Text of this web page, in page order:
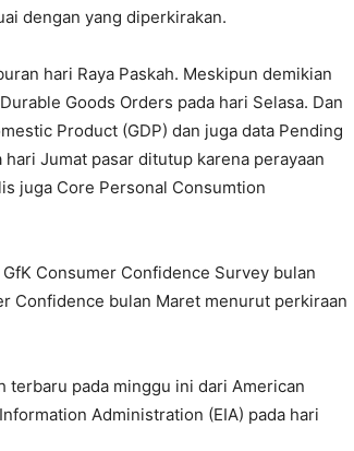
dengan yang diperkirakan.
hari Raya Paskah. Meskipun demikian
Goods Orders pada hari Selasa. Dan
Product (GDP) dan juga data Pending
Jumat pasar ditutup karena perayaan
juga Core Personal Consumtion
Consumer Confidence Survey bulan
Confidence bulan Maret menurut perkiraan
terbaru pada minggu ini dari American
Administration (EIA) pada hari